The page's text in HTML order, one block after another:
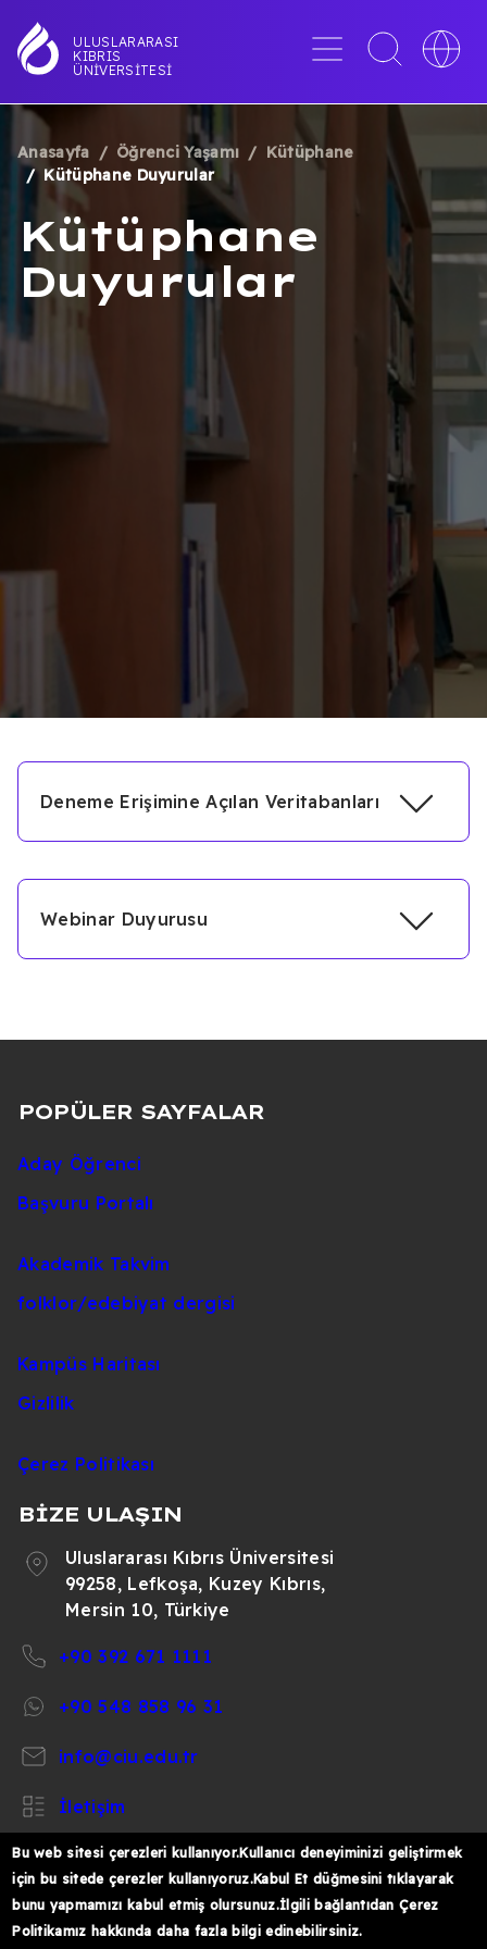
içeriğe
atla
ULUSLARARASI
KIBRIS
ÜNIVERSITESI
Menü
Toggle
search
Toggle
SAYFA
YOLU
Anasayfa Öğrenci Yaşamı
Kütüphane
Kütüphane Duyurular
Kütüphane
Duyurular
Deneme Erişimine Açılan Veritabanları
Webinar Duyurusu
POPÜLER SAYFALAR
Aday Öğrenci
Başvuru Portalı
Akademik Takvim
folklor/edebiyat dergisi
Kampüs Haritası
Gizlilik
Çerez Politikası
BİZE ULAŞIN
Uluslararası Kıbrıs Üniversitesi
99258, Lefkoşa, Kuzey Kıbrıs,
Mersin 10, Türkiye
+90 392 671 1111
+90 548 858 96 31
info@ciu.edu.tr
İletişim
https://www.facebook.com/CIUOfficial
https://twitter.com/CIUOfficial
https://www.instagram.com/
https://www.youtube.com/
https://
Bu web sitesi çerezleri kullanıyor.Kullanıcı deneyiminizi geliştirmek
için bu sitede çerezler kullanıyoruz.Kabul Et düğmesini tıklayarak
bunu yapmamızı kabul etmiş olursunuz.İlgili bağlantıdan Çerez
Politikamız hakkında daha fazla bilgi edinebilirsiniz.